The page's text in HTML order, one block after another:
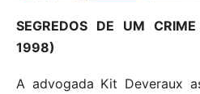
SEGREDOS DE UM
1998)
A advogada Kit Deveraux